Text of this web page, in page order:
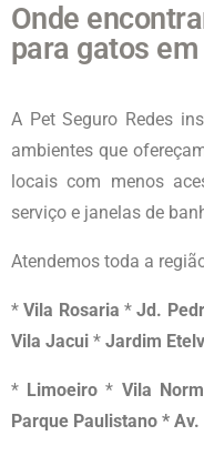
Onde
para gatos
A Pet Seguro Redes
ambientes que
locais com menos
serviço e janelas de
Atendemos toda a
* Vila Rosaria *Jd.
Vila Jacui * Jardim
* Limoeiro * Vila
Parque Paulistano *